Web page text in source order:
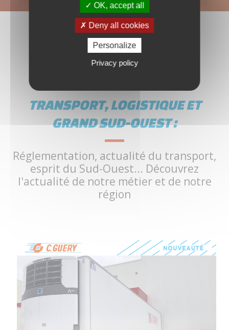
TRANSPORT, LOGISTIQUE ET
GRAND SUD-OUEST :
Réglementation, actualité du transport,
esprit du Sud-Ouest... Découvrez
l'actualité de notre métier et de notre
région
OK, accept all
Deny all cookies
Personalize
Privacy policy